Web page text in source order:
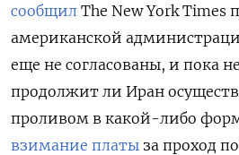
сообщил The New York Times
американской
еще не согласованы, и пока
продолжит ли Иран
проливом в какой-либо
взимание платы за проход